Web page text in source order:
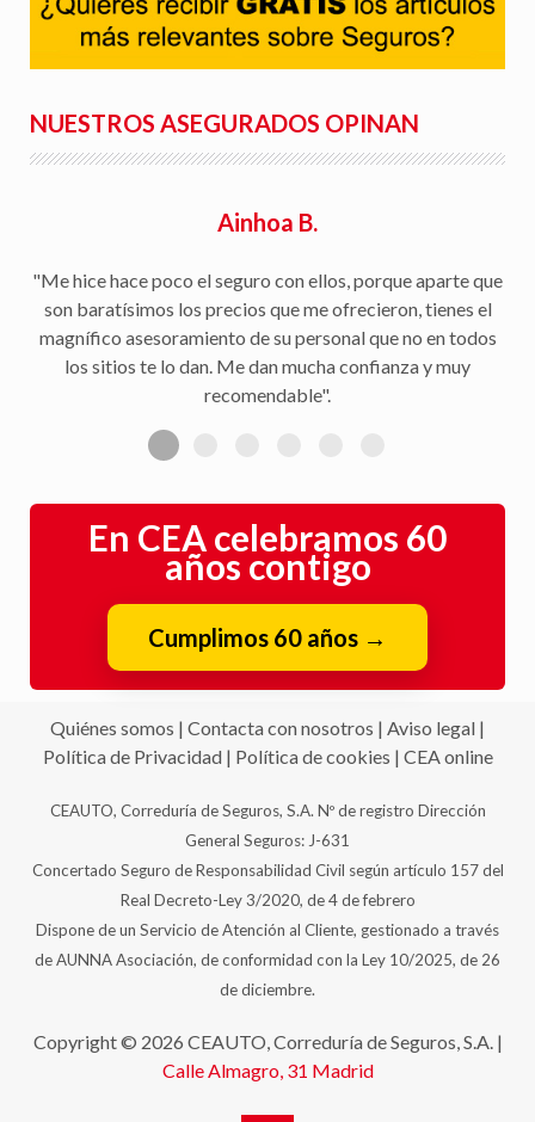
NUESTROS ASEGURADOS OPINAN
En CEA celebramos 60
años contigo
Política de Privacidad|Política de cookies|CEA online
General Seguros: J-631
Concertado Seguro de Responsabilidad Civil según artículo 157 del
Real Decreto-Ley 3/2020, de 4 de febrero
Dispone de un Servicio de Atención al Cliente, gestionado a través
de AUNNA Asociación, de conformidad con la Ley 10/2025, de 26
de diciembre.
Calle Almagro, 31Madrid